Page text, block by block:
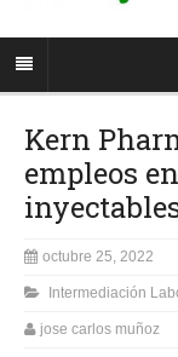
Kern
empleos
octubre 25, 2022
Intermediación
jose carlos muñoz